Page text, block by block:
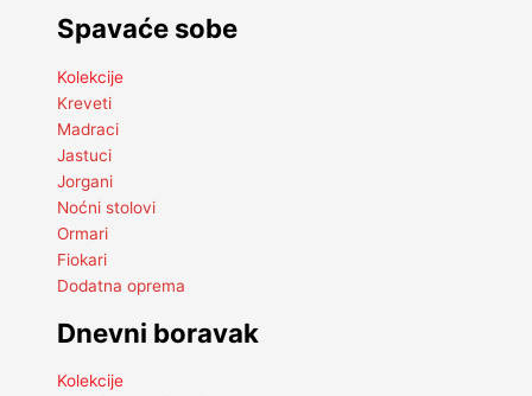
Spavaće sobe
Kolekcije
Kreveti
Madraci
Jastuci
Jorgani
Noćni stolovi
Ormari
Fiokari
Dodatna oprema
Dnevni boravak
Kolekcije